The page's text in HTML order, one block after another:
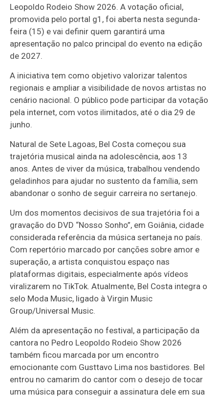
Leopoldo Rodeio Show 2026. A votação oficial,
promovida pelo portal g1, foi aberta nesta segunda-
feira (15) e vai definir quem garantirá uma
apresentação no palco principal do evento na edição
de 2027.
A iniciativa tem como objetivo valorizar talentos
regionais e ampliar a visibilidade de novos artistas no
cenário nacional. O público pode participar da votação
pela internet, com votos ilimitados, até o dia 29 de
junho.
Natural de Sete Lagoas, Bel Costa começou sua
trajetória musical ainda na adolescência, aos 13
anos. Antes de viver da música, trabalhou vendendo
geladinhos para ajudar no sustento da família, sem
abandonar o sonho de seguir carreira no sertanejo.
Um dos momentos decisivos de sua trajetória foi a
gravação do DVD “Nosso Sonho”, em Goiânia, cidade
considerada referência da música sertaneja no país.
Com repertório marcado por canções sobre amor e
superação, a artista conquistou espaço nas
plataformas digitais, especialmente após vídeos
viralizarem no TikTok. Atualmente, Bel Costa integra o
selo Moda Music, ligado à Virgin Music
Group/Universal Music.
Além da apresentação no festival, a participação da
cantora no Pedro Leopoldo Rodeio Show 2026
também ficou marcada por um encontro
emocionante com Gusttavo Lima nos bastidores. Bel
entrou no camarim do cantor com o desejo de tocar
uma música para conseguir a assinatura dele em sua